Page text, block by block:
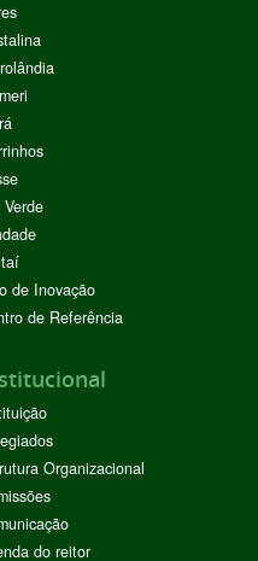
de Inovação
de Referência
Organizacional
do reitor